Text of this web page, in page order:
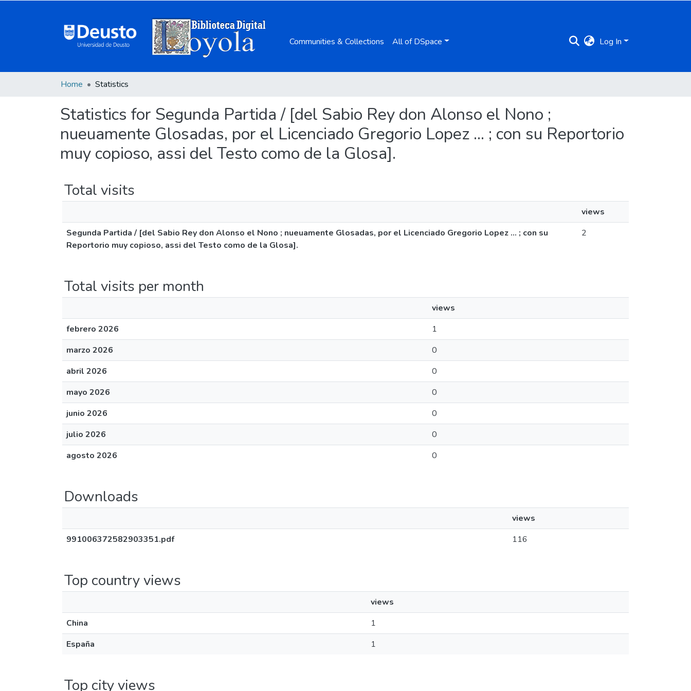
Communities & Collections All of DSpace Log In
Home Statistics
Statistics for Segunda Partida / [del Sabio Rey don Alonso el Nono ;
nueuamente Glosadas, por el Licenciado Gregorio Lopez ... ; con su Reportorio
muy copioso, assi del Testo como de la Glosa].
Total visits
views
Segunda Partida / [del Sabio Rey don Alonso el Nono ; nueuamente Glosadas, por el Licenciado Gregorio Lopez ... ; con su
Reportorio muy copioso, assi del Testo como de la Glosa].
2
Total visits per month
views
febrero 2026
1
marzo 2026
0
abril 2026
0
mayo 2026
0
junio 2026
0
julio 2026
0
agosto 2026
0
Downloads
views
991006372582903351.pdf
116
Top country views
views
China
1
España
1
Top city views